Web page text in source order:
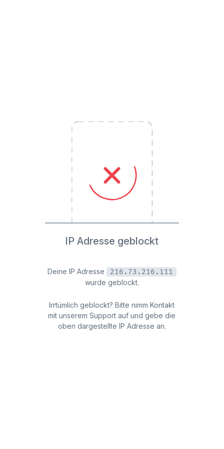
IP Adresse geblockt
Deine IP Adresse
216.73.216.111
wurde geblockt.
Irrtümlich geblockt? Bitte nimm Kontakt
mit unserem Support auf und gebe die
oben dargestellte IP Adresse an.